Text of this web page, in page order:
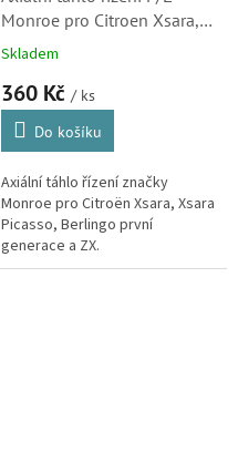
Monroe pro Citroen Xsara,
ZX, Berlingo a Xsara Picasso
Skladem
360 Kč / ks
Do košíku
Axiální táhlo řízení značky
Monroe pro Citroën Xsara, Xsara
Picasso, Berlingo první
generace a ZX.